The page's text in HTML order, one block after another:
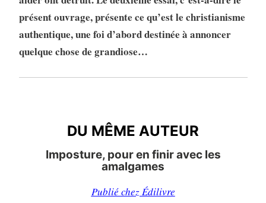
présent ouvrage, présente ce qu’est le christianisme
authentique, une foi d’abord destinée à annoncer
quelque chose de grandiose…
DU MÊME AUTEUR
Imposture, pour en finir avec les
amalgames
Publié chez Édilivre